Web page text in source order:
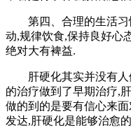
第四、合理的生活习
动,规律饮食,保持良好心
绝对大有裨益.
肝硬化其实并没有人
的治疗做到了早期治疗,
做的到的是要有信心来
发达,肝硬化是能够治愈